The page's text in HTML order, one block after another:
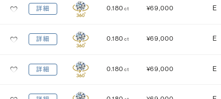
詳細 0.180 ct ¥69,000 E
詳細 0.180 ct ¥69,000 E
詳細 0.180 ct ¥69,000 E